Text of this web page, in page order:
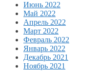
Июнь 2022
Май 2022
Апрель 2022
Март 2022
Февраль 2022
Январь 2022
Декабрь 2021
Ноябрь 2021